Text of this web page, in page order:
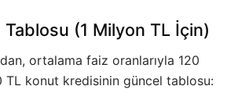
(1 Milyon TL İçin)
ortalama faiz oranlarıyla 120
TL konut kredisinin güncel tablosu: